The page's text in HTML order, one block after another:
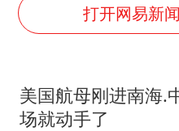
打开网易新
美国航母刚进南海.
场就动手了